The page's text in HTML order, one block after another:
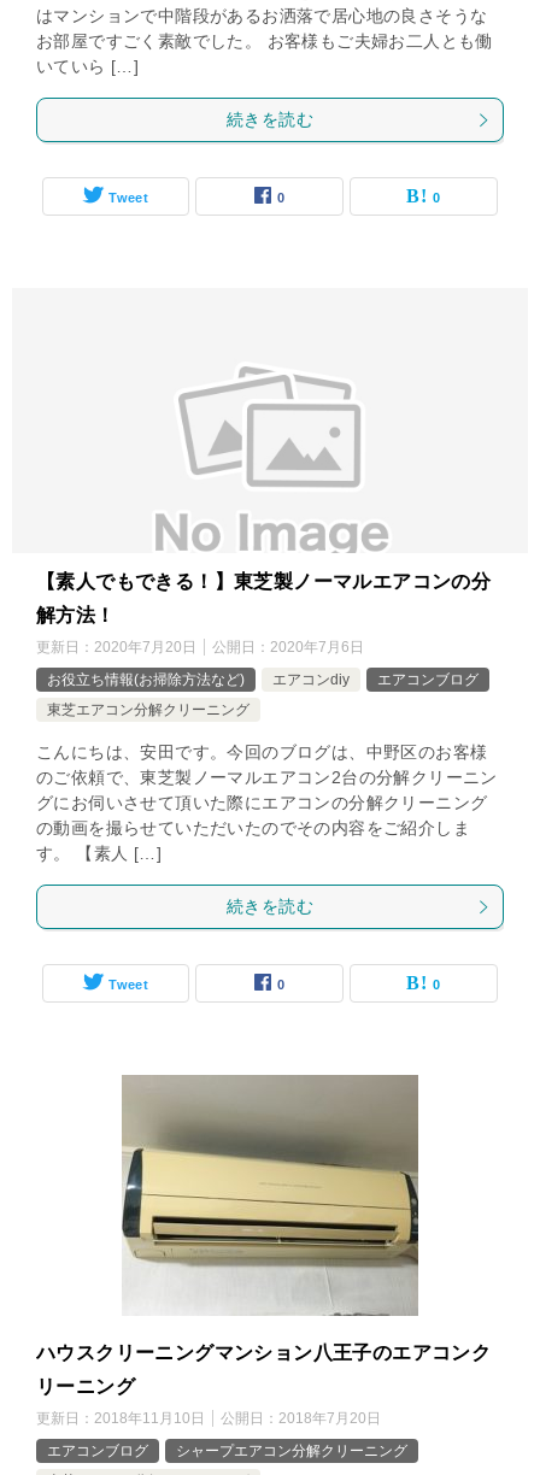
はマンションで中階段があるお洒落で居心地の良さそうな
お部屋ですごく素敵でした。 お客様もご夫婦お二人とも働
いていら […]
続きを読む
Tweet 0 0
【素人でもできる！】東芝製ノーマルエアコンの分
解方法！
更新日： 2020年7月20日 公開日： 2020年7月6日
お役立ち情報(お掃除方法など)
エアコンdiy
エアコンブログ
東芝エアコン分解クリーニング
こんにちは、安田です。今回のブログは、中野区のお客様
のご依頼で、東芝製ノーマルエアコン2台の分解クリーニン
グにお伺いさせて頂いた際にエアコンの分解クリーニング
の動画を撮らせていただいたのでその内容をご紹介しま
す。 【素人 […]
続きを読む
Tweet 0 0
ハウスクリーニングマンション八王子のエアコンク
リーニング
更新日： 2018年11月10日 公開日： 2018年7月20日
エアコンブログ
シャープエアコン分解クリーニング